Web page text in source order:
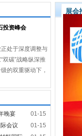
投资峰会
处于深度调整与
双碳”战略纵深推
的双重驱动下，
晚宴
01-15
会议
01-15
展会